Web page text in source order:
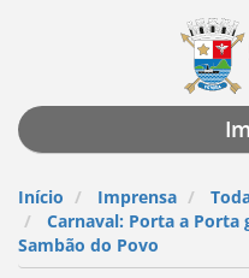
Prefeitura
Vitória
teclado:
para
a
página
de
Início Imprensa
Carnaval: Porta a Porta
Sambão do Povo